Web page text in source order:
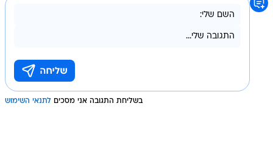
בשליחת התגובה אני מסכים לתנאי השימוש